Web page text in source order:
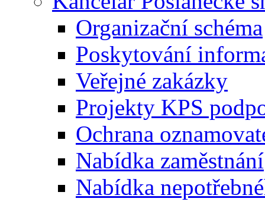
Organizační schéma
Poskytování
Veřejné zakázky
Projekty KPS
Ochrana
Nabídka zaměstnání
Nabídka